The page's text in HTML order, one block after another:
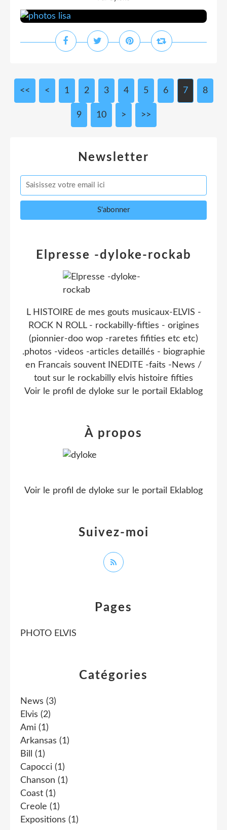
<< < 1 2 3 4 5 6 7 8
9 10 > >>
Newsletter
Catégories
News (3)
Elvis (2)
Ami (1)
Arkansas (1)
Bill
(1)
Capocci (1)
Chanson (1)
Coast (1)
Creole (1)
Expositions (1)
Pages
PHOTO ELVIS
Elpresse -dyloke-rockab
L HISTOIRE de mes gouts musicaux-ELVIS -
ROCK N ROLL - rockabilly-fifties - origines
(pionnier-doo wop -raretes fifities etc etc)
.photos -videos -articles detaillés - biographie
en Francais souvent INEDITE -faits -News /
tout sur le rockabilly elvis histoire fifties
Voir le profil de dyloke sur le portail Eklablog
Suivez-moi
À propos
Voir le profil de dyloke sur le portail Eklablog